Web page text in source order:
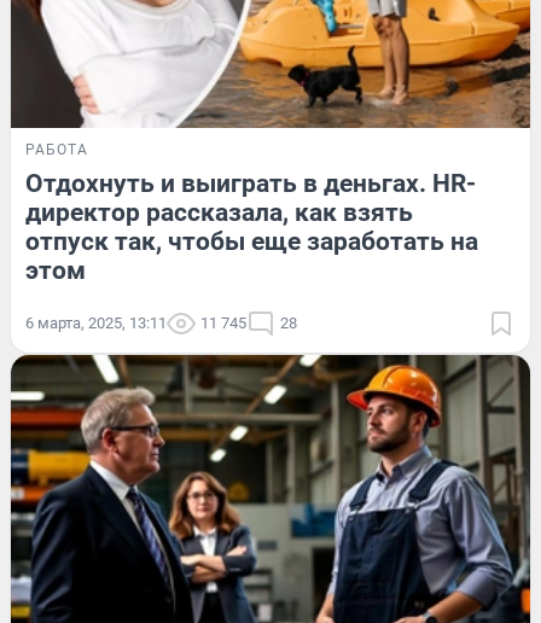
РАБОТА
Отдохнуть и выиграть в деньгах. HR-
директор рассказала, как взять
отпуск так, чтобы еще заработать на
этом
6 марта, 2025, 13:11 11 745 28